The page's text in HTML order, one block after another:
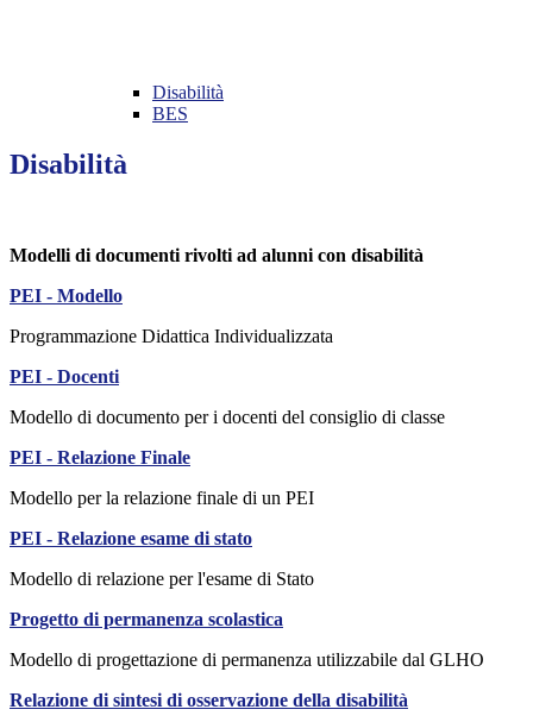
Disabilità
BES
Disabilità
Modelli di documenti rivolti ad alunni con disabilità
PEI - Modello
Programmazione Didattica Individualizzata
PEI - Docenti
Modello di documento per i docenti del consiglio di classe
PEI - Relazione Finale
Modello per la relazione finale di un PEI
PEI - Relazione esame di stato
Modello di relazione per l'esame di Stato
Progetto di permanenza scolastica
Modello di progettazione di permanenza utilizzabile dal GLHO
Relazione di sintesi di osservazione della disabilità